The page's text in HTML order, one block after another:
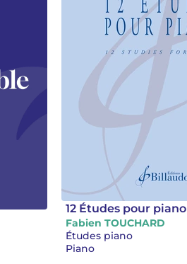
12 Études pour piano
Fabien TOUCHARD
Études piano
Piano